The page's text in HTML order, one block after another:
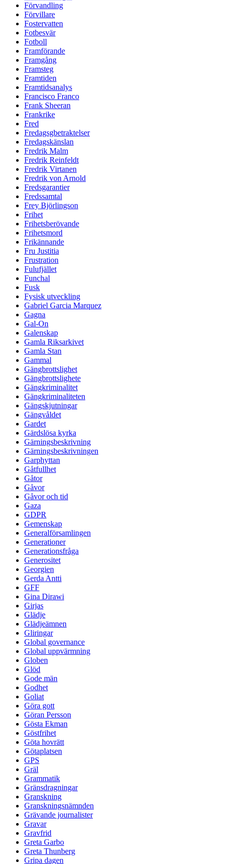
Förvandling
Förvillare
Fostervatten
Fotbesvär
Fotboll
Framförande
Framgång
Framsteg
Framtiden
Framtidsanalys
Francisco Franco
Frank Sheeran
Frankrike
Fred
Fredagsgbetraktelser
Fredagskänslan
Fredrik Malm
Fredrik Reinfeldt
Fredrik Virtanen
Fredrik von Arnold
Fredsgarantier
Fredssamtal
Frey Björlingson
Frihet
Frihetsberövande
Frihetsmord
Frikännande
Fru Justitia
Frustration
Fulufjället
Funchal
Fusk
Fysisk utveckling
Gabriel Garcia Marquez
Gagna
Gal-On
Galenskap
Gamla Riksarkivet
Gamla Stan
Gammal
Gängbrottslighet
Gängbrottslighete
Gängkriminalitet
Gängkriminaliteten
Gängskjutningar
Gängvåldet
Gardet
Gärdslösa kyrka
Gärningsbeskrivning
Gärningsbeskrivningen
Garphyttan
Gåtfullhet
Gåtor
Gåvor
Gåvor och tid
Gaza
GDPR
Gemenskap
Generalförsamlingen
Generationer
Generationsfråga
Generositet
Georgien
Gerda Antti
GFF
Gina Dirawi
Girjas
Glädje
Glädjeämnen
Gliringar
Global governance
Global uppvärmning
Globen
Glöd
Gode män
Godhet
Goliat
Göra gott
Göran Persson
Gösta Ekman
Göstfrihet
Göta hovrätt
Götaplatsen
GPS
Gräl
Grammatik
Gränsdragningar
Granskning
Granskningsnämnden
Grävande journalister
Gravar
Gravfrid
Greta Garbo
Greta Thunberg
Gripa dagen